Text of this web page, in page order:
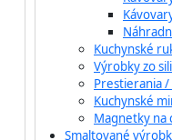
Kuchynské
Výrobky zo
Prestierania
Kuchynské
Magnetky na
Smaltované